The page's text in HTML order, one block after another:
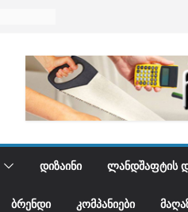
ᲓᲘᲖᲐᲘᲜᲘ ᲚᲐᲜᲓᲨᲐᲤᲢᲘᲡ
ᲑᲠᲔᲜᲓᲘ ᲙᲝᲛᲞᲐᲜᲘᲔᲑᲘ